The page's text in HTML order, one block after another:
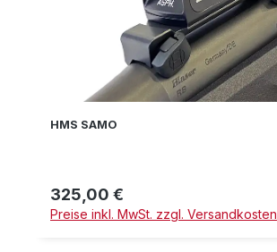
HMS SAMO
Regulärer Preis:
325,00 €
Preise inkl. MwSt. zzgl. Versandkosten